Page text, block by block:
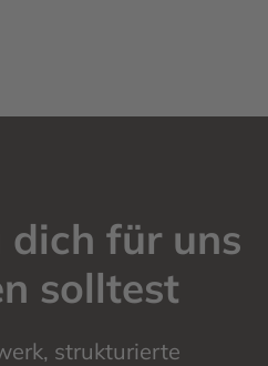
für uns
solltest
strukturierte